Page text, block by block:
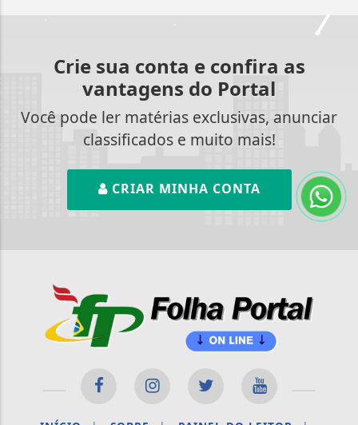
Crie sua conta e confira as
vantagens do Portal
Você pode ler matérias exclusivas, anunciar
classificados e muito mais!
CRIAR MINHA CONTA